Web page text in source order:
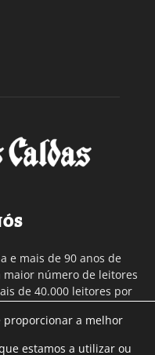
e mais de 90 anos de
número de leitores
de 40.000 leitores por
online.
proporcionar a melhor
estamos a utilizar ou